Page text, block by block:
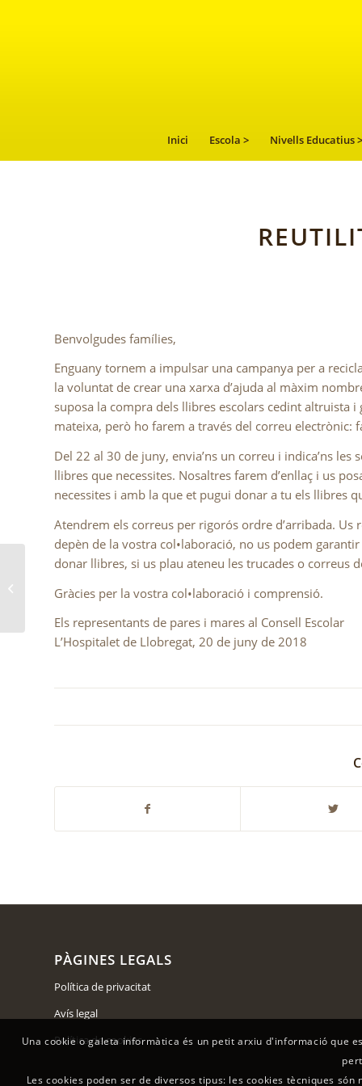
Inici Escola > Nivells Educatius >
Benvolgudes famílies,
Enguany tornem a impulsar una campanya per a
la voluntat de crear una xarxa d’ajuda al màxim
suposa la compra dels llibres escolars cedint altruista
mateixa, però ho farem a través del correu electrònic:
Del 22 al 30 de juny, envia’ns un correu i indica’ns
llibres que necessites. Nosaltres farem d’enllaç i us
necessites i amb la que et pugui donar a tu els llibres
Atendrem els correus per rigorós ordre d’arribada.
depèn de la vostra col•laboració, no us podem
donar llibres, si us plau ateneu les trucades o correus
Gràcies per la vostra col•laboració i comprensió.
Els representants de pares i mares al Consell Escolar
L’Hospitalet de Llobregat, 20 de juny de 2018
PÀGINES LEGALS
Política de privacitat
Avís legal
Política de cookies
MENJADOR CURS 2018-2019
Una cookie o galeta informàtica és un petit arxiu d'informació que
Les cookies poden ser de diversos tipus: les cookies tècniques